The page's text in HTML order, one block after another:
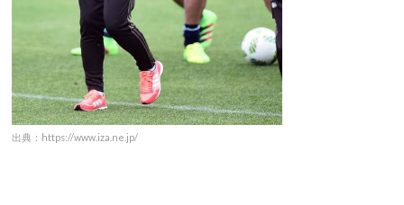
出典：https://www.iza.ne.jp/